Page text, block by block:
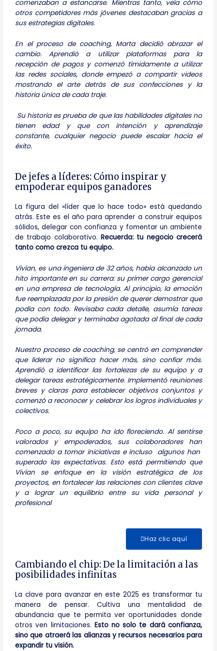
comenzaban a estancarse. Mientras tanto, veía cómo
otros competidores más jóvenes destacaban gracias a
sus estrategias digitales.
En el proceso de coaching, Marta decidió abrazar el
cambio. Aprendió a utilizar plataformas para la
recepción de pagos y comenzó tímidamente a utilizar
las redes sociales, donde empezó a compartir videos
mostrando el arte detrás de sus confecciones y la
historia única de cada traje.
Su historia es prueba de que las habilidades digitales no
tienen edad y que con intención y aprendizaje
constante, cualquier negocio puede escalar hacia el
éxito.
De jefes a líderes: Cómo inspirar y
empoderar equipos ganadores
La figura del «líder que lo hace todo» está quedando
atrás. Este es el año para aprender a construir equipos
sólidos, delegar con confianza y fomentar un ambiente
de trabajo colaborativo. Recuerda: tu negocio crecerá
tanto como crezca tu equipo.
Vivían, es una ingeniera de 32 años, había alcanzado un
hito importante en su carrera: su primer cargo gerencial
en una empresa de tecnología. Al principio, la emoción
fue reemplazada por la presión de querer demostrar que
podía con todo. Revisaba cada detalle, asumía tareas
que podía delegar y terminaba agotada al final de cada
jornada.
Nuestro proceso de coaching, se centró en comprender
que liderar no significa hacer más, sino confiar más.
Aprendió a identificar las fortalezas de su equipo y a
delegar tareas estratégicamente. Implementó reuniones
breves y claras para establecer objetivos conjuntos y
comenzó a reconocer y celebrar los logros individuales y
colectivos.
Poco a poco, su equipo ha ido floreciendo. Al sentirse
valorados y empoderados, sus colaboradores han
comenzado a tomar iniciativas e incluso algunos han
superado las expectativas. Esto está permitiendo que
Vivían se enfoque en la visión estratégica de los
proyectos, en fortalecer las relaciones con clientes clave
y a lograr un equilibrio entre su vida personal y
profesional
Haz clic aquí
Cambiando el chip: De la limitación a las
posibilidades infinitas
La clave para avanzar en este 2025 es transformar tu
manera de pensar. Cultiva una mentalidad de
abundancia que te permita ver oportunidades donde
otros ven limitaciones. Esto no solo te dará confianza,
sino que atraerá las alianzas y recursos necesarios para
expandir tu visión.